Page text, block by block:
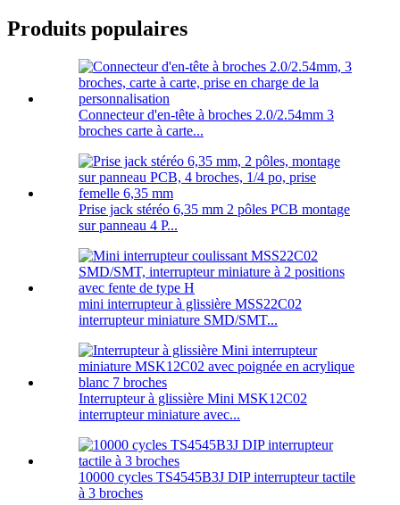
Produits populaires
Connecteur d'en-tête à broches 2.0/2.54mm 3
broches carte à carte...
Prise jack stéréo 6,35 mm 2 pôles PCB montage
sur panneau 4 P...
mini interrupteur à glissière MSS22C02
interrupteur miniature SMD/SMT...
Interrupteur à glissière Mini MSK12C02
interrupteur miniature avec...
10000 cycles TS4545B3J DIP interrupteur tactile
à 3 broches